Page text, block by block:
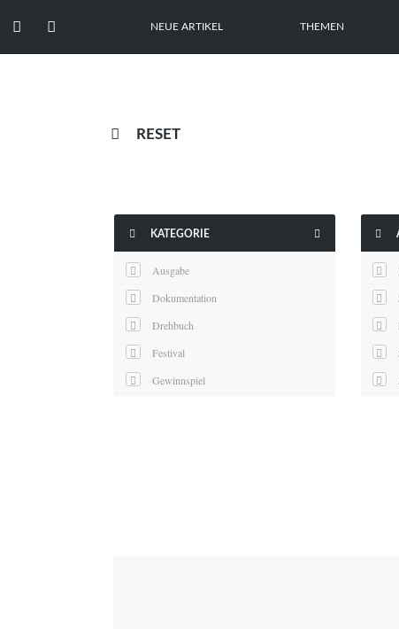
  NEUE ARTIKEL THEMEN
 RESET
 KATEGORIE 
Ausgabe
Dokumentation
Drehbuch
Festival
Gewinnspiel
